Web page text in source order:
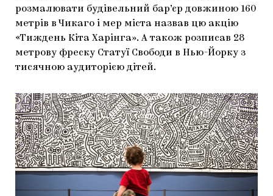
розмалювати будівельний бар’єр довжиною 160
метрів в Чикаго і мер міста назвав цю акцію
«Тиждень Кіта Харінга». А також розписав 28
метрову фреску Статуї Свободи в Нью-Йорку з
тисячною аудиторією дітей.